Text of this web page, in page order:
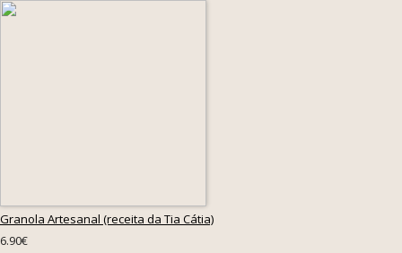
Granola Artesanal (receita da Tia Cátia)
6.90€